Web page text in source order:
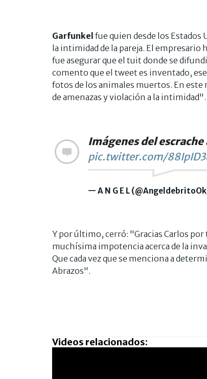
Garfunkel fue quien desde los Estados
la intimidad de la pareja. El empresario
fue asegurar que el tuit donde se
comento que el tweet es inventado,
fotos de los animales muertos. En este
de amenazas y violación a la intimidad".
Imágenes del escrache
pic.twitter.com/
— A N G E L
Y por último, cerró: "Gracias Carlos
muchísima impotencia acerca de la
Que cada vez que se menciona a
Abrazos".
Videos relacionados: